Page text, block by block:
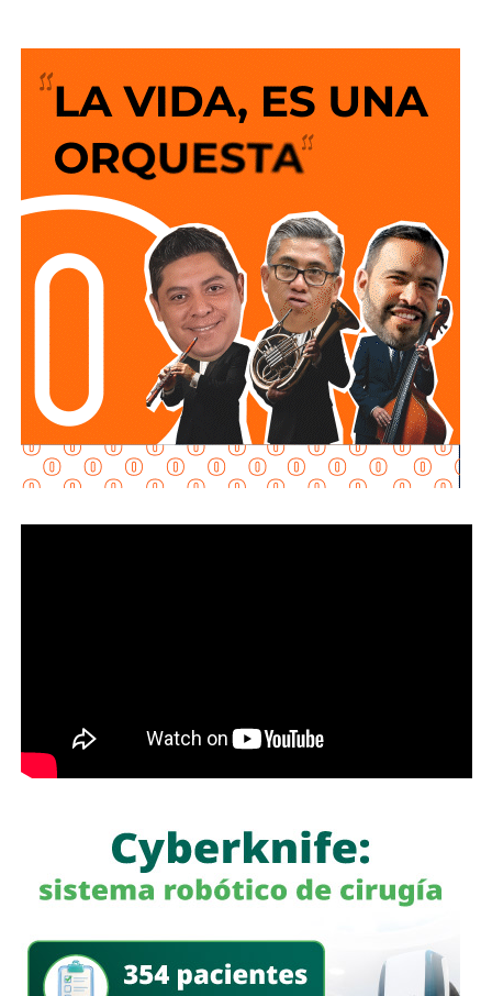
ingenieros viales o expertos de turno la solución
siempre es que el peatón suba y baje 200 escalones
de horribles estructuras de hierroo que los autos
sigan a 100 km/h sobre un puente o paso a desnivel.
No soy un experto en ingeniería urbana, por lo que no
pretendo entrar en detalles técnicos de si está bien o mal
hecho, por eso me centro en losdebates que quieren
forzar las páginas de Facebookque se llaman medios
de prensa.
Pocas veces he visto medios cuestionar la constante
construcción de estructura cochista que lejos de mejorar la
movilidad, como dicen los boletines oficiales, tienden
solamente a
favorecer la velocidad
¿Quién se acuerda de los peatones? ¿Quién piensa
en el que quiere cruzar la calle sin tener que subirse
en medio de la calle, pero la mayoría de los que piden la
señal con el aviso son los mismos que, a propósito, no
ser cortés con los peatones que intentan
Señales faltan más, como una que indique para qué o
realidad nadie lo sabe a ciencia cierta, otras en toda la
ciudad, lasque avisen que la ciclovía no es para que se